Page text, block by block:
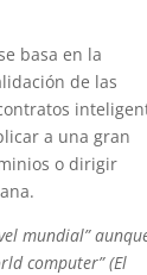
basa en la
de las
a una gran
o dirigir
mundial”
computer” (El